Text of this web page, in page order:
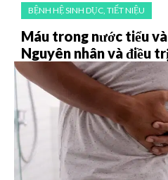
BỆNH HỆ SINH DỤC, TIẾT NIỆU
Máu trong nước tiểu
Nguyên nhân và điều